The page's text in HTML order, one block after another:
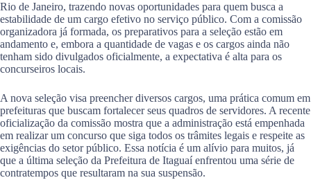
Rio de Janeiro, trazendo novas oportunidades para quem busca a
estabilidade de um cargo efetivo no serviço público. Com a comissão
organizadora já formada, os preparativos para a seleção estão em
andamento e, embora a quantidade de vagas e os cargos ainda não
tenham sido divulgados oficialmente, a expectativa é alta para os
concurseiros locais.
A nova seleção visa preencher diversos cargos, uma prática comum em
prefeituras que buscam fortalecer seus quadros de servidores. A recente
oficialização da comissão mostra que a administração está empenhada
em realizar um concurso que siga todos os trâmites legais e respeite as
exigências do setor público. Essa notícia é um alívio para muitos, já
que a última seleção da Prefeitura de Itaguaí enfrentou uma série de
contratempos que resultaram na sua suspensão.